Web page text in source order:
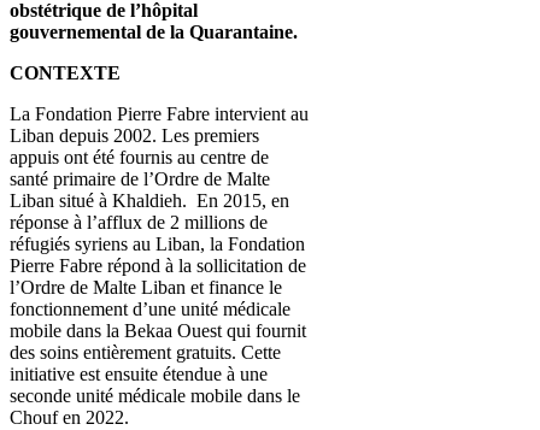
obstétrique de l’hôpital
gouvernemental de la Quarantaine.
CONTEXTE
La Fondation Pierre Fabre intervient au
Liban depuis 2002. Les premiers
appuis ont été fournis au centre de
santé primaire de l’Ordre de Malte
Liban situé à Khaldieh. En 2015, en
réponse à l’afflux de 2 millions de
réfugiés syriens au Liban, la Fondation
Pierre Fabre répond à la sollicitation de
l’Ordre de Malte Liban et finance le
fonctionnement d’une unité médicale
mobile dans la Bekaa Ouest qui fournit
des soins entièrement gratuits. Cette
initiative est ensuite étendue à une
seconde unité médicale mobile dans le
Chouf en 2022.